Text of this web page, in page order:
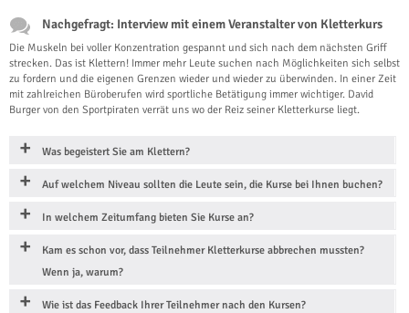
Nachgefragt: Interview mit einem Veranstalter von Kletterkurs
Die Muskeln bei voller Konzentration gespannt und sich nach dem nächsten Griff
strecken. Das ist Klettern! Immer mehr Leute suchen nach Möglichkeiten sich selbst
zu fordern und die eigenen Grenzen wieder und wieder zu überwinden. In einer Zeit
mit zahlreichen Büroberufen wird sportliche Betätigung immer wichtiger. David
Burger von den Sportpiraten verrät uns wo der Reiz seiner Kletterkurse liegt.
Was begeistert Sie am Klettern?
Auf welchem Niveau sollten die Leute sein, die Kurse bei Ihnen buchen?
In welchem Zeitumfang bieten Sie Kurse an?
Kam es schon vor, dass Teilnehmer Kletterkurse abbrechen mussten?
Wenn ja, warum?
Wie ist das Feedback Ihrer Teilnehmer nach den Kursen?